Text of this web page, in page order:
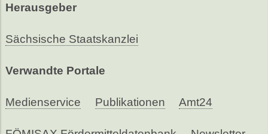
Herausgeber
Sächsische Staatskanzlei
Verwandte Portale
Medienservice Publikationen Amt24